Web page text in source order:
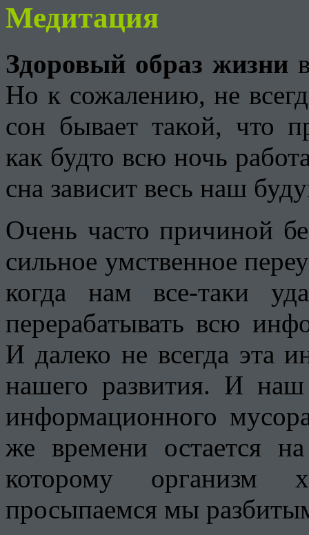
Медитация
Здоровый образ жизни
Но к сожалению, не
сон бывает такой, что
как будто всю ночь
сна зависит весь наш
Очень часто причиной
сильное умственное
когда нам все-таки
перерабатывать всю
И далеко не всегда эта
нашего развития. И наш
информационного
же времени остается
которому
просыпаемся мы